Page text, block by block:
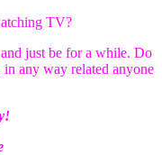
TV?
just be for a while. Do
any way related anyone